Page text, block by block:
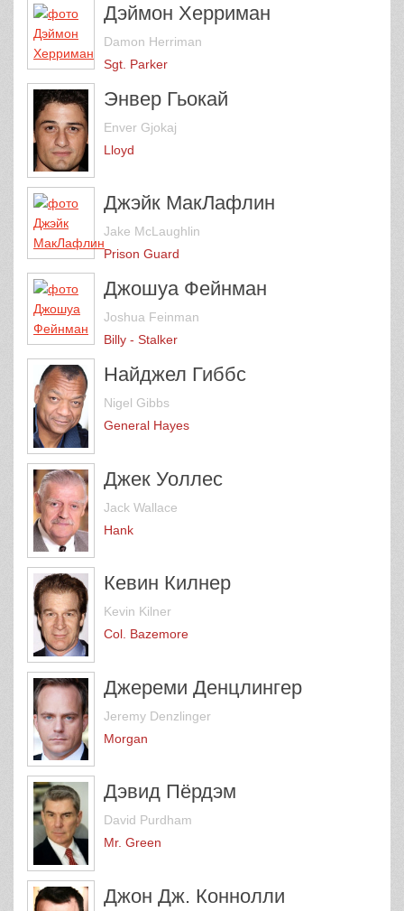
Дэймон Херриман
Damon Herriman
Sgt. Parker
Энвер Гьокай
Enver Gjokaj
Lloyd
Джэйк МакЛафлин
Jake McLaughlin
Prison Guard
Джошуа Фейнман
Joshua Feinman
Billy - Stalker
Найджел Гиббс
Nigel Gibbs
General Hayes
Джек Уоллес
Jack Wallace
Hank
Кевин Килнер
Kevin Kilner
Col. Bazemore
Джереми Денцлингер
Jeremy Denzlinger
Morgan
Дэвид Пёрдэм
David Purdham
Mr. Green
Джон Дж. Коннолли